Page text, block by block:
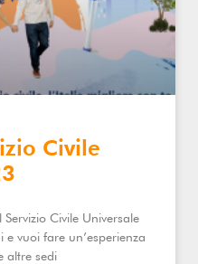
Civile
Civile Universale
vuoi fare un’esperienza
altre sedi